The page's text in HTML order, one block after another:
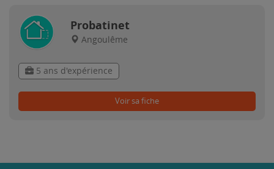
Probatinet
Angoulême
5 ans d'expérience
Voir sa fiche